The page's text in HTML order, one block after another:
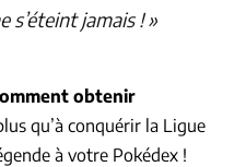
s’éteint jamais ! »
obtenir
qu’à conquérir la Ligue
à votre Pokédex !